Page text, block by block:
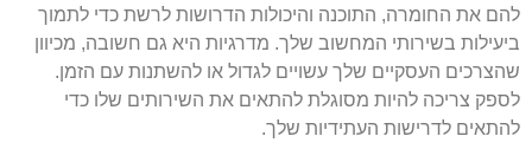
להם את החומרה, התוכנה והיכולות הדרושות לרשת כדי לתמוך
ביעילות בשירותי המחשוב שלך. מדרגיות היא גם חשובה, מכיוון
שהצרכים העסקיים שלך עשויים לגדול או להשתנות עם הזמן.
לספק צריכה להיות מסוגלת להתאים את השירותים שלו כדי
להתאים לדרישות העתידיות שלך.